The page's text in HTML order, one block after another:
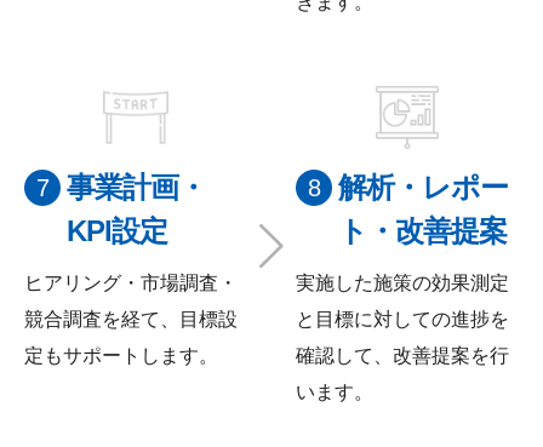
事業計画・
KPI設定
ヒアリング・市場調査・
競合調査を経て、目標設
定もサポートします。
解析・レポー
ト・改善提案
実施した施策の効果測定
と目標に対しての進捗を
確認して、改善提案を行
います。